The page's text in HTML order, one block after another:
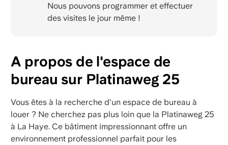
Nous pouvons programmer et effectuer
des visites le jour même !
A propos de l'espace de
bureau sur Platinaweg 25
Vous êtes à la recherche d'un espace de bureau à
louer ? Ne cherchez pas plus loin que la Platinaweg 25
à La Haye. Ce bâtiment impressionnant offre un
environnement professionnel parfait pour les